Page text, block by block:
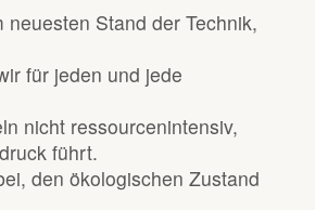
Stand der Technik,
für jeden und jede
nicht ressourcenintensiv,
führt.
den ökologischen Zustand